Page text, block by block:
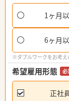
1ヶ月
6ヶ月
※ダブルワークをお考え
希望雇用形態 必
正社